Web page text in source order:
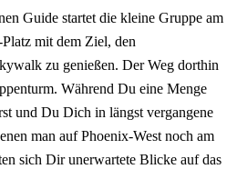
Guide startet die kleine Gruppe am
mit dem Ziel, den
zu genießen. Der Weg dorthin
Während Du eine Menge
und Du Dich in längst vergangene
man auf Phoenix-West noch am
sich Dir unerwartete Blicke auf das